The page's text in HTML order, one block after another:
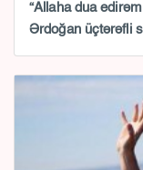
“Allaha dua
Ərdoğan üçtərəfli